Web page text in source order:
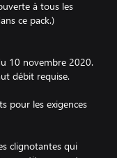
à tous les
ce pack.)
10 novembre 2020.
débit requise.
pour les exigences
clignotantes qui